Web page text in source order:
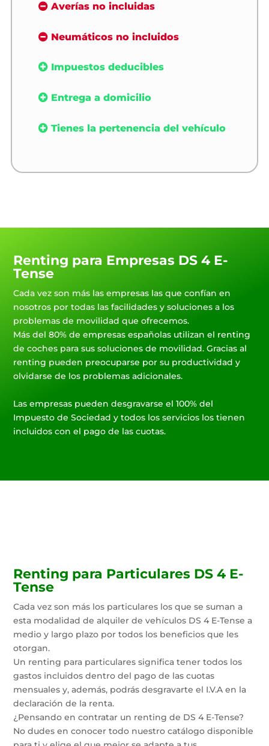
Averías no incluidas
Neumáticos no incluidos
Impuestos deducibles
Entrega a domicilio
Tienes la pertenencia del vehículo
Renting para Empresas DS 4 E-
Tense
Cada vez son más las empresas las que confían en
nosotros por todas las facilidades y soluciones a los
problemas de movilidad que ofrecemos.
Más del 80% de empresas españolas utilizan el renting
de coches para sus soluciones de movilidad. Gracias al
renting pueden preocuparse por su productividad y
olvidarse de los problemas adicionales.
Las empresas pueden desgravarse el 100% del
Impuesto de Sociedad y todos los servicios los tienen
incluidos con el pago de las cuotas.
Renting para Particulares DS 4 E-
Tense
Cada vez son más los particulares los que se suman a
esta modalidad de alquiler de vehículos DS 4 E-Tense a
medio y largo plazo por todos los beneficios que les
otorgan.
Un renting para particulares significa tener todos los
gastos incluidos dentro del pago de las cuotas
mensuales y, además, podrás desgravarte el I.V.A en la
declaración de la renta.
¿Pensando en contratar un renting de DS 4 E-Tense?
No dudes en conocer todo nuestro catálogo disponible